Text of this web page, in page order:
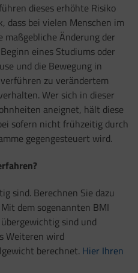
dieses erhöhte Risiko
dass bei vielen Menschen im
Änderung der
eines Studiums oder
und die Bewegung in
zu verändertem
Wer sich in dieser
aneignet, hält diese
sofern nicht frühzeitig durch
gegengesteuert wird.
sind. Berechnen Sie dazu
dem sogenannten BMI
sind und
Weiteren wird
berechnet. Hier Ihren